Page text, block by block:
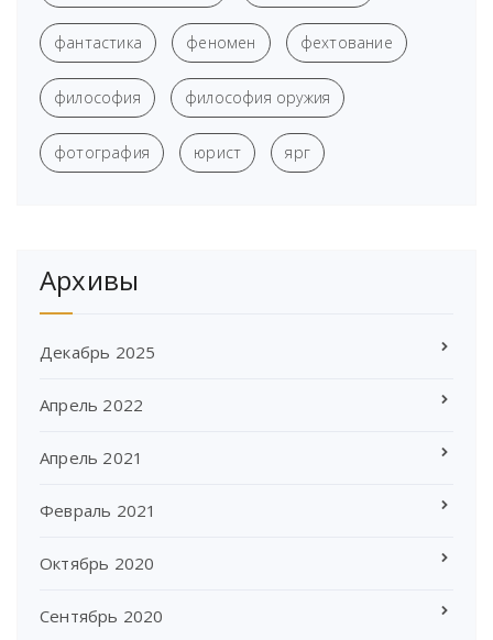
фантастика феномен фехтование
философия философия оружия
фотография юрист ярг
Архивы
Декабрь 2025
Апрель 2022
Апрель 2021
Февраль 2021
Октябрь 2020
Сентябрь 2020